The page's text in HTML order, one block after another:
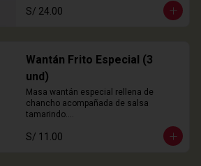
S/ 24.00
Wantán Frito Especial (3
und)
Masa wantán especial rellena de
chancho acompañada de salsa
tamarindo.
S/ 11.00